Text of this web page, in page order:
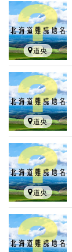
道央
道央
道央